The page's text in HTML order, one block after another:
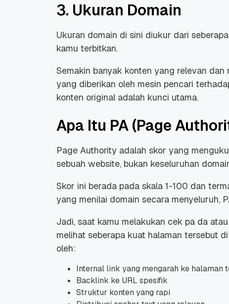
3. Ukuran Domain
Ukuran domain di sini diukur dari
kamu terbitkan.
Semakin banyak konten yang relevan
yang diberikan oleh mesin pencari
konten original adalah kunci utama.
Apa Itu PA (Page
Page Authority adalah skor yang
sebuah website, bukan keseluruhan
Skor ini berada pada skala 1-100 dan
yang menilai domain secara menyeluruh,
Jadi, saat kamu melakukan cek pa da
melihat seberapa kuat halaman tersebut
oleh:
Internal link yang mengarah ke halaman
Backlink ke URL spesifik
Struktur konten yang rapi